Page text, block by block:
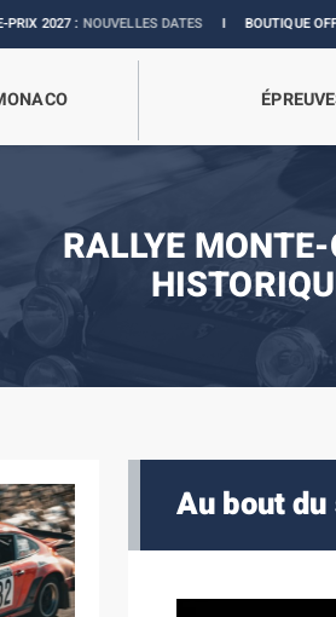
DATESIBOUTIQUE OFFICIELLE :
RALLYE
Au bout